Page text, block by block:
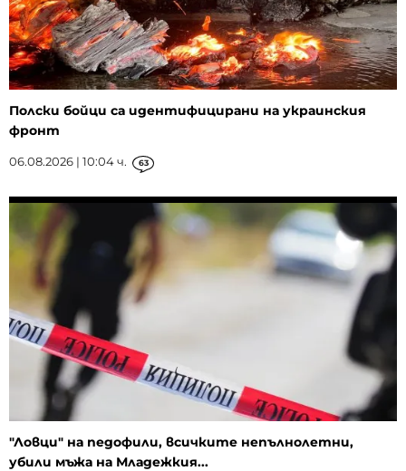
Полски бойци са идентифицирани на украинския
фронт
06.08.2026 | 10:04 ч. 63
"Ловци" на педофили, всичките непълнолетни,
убили мъжа на Младежкия...